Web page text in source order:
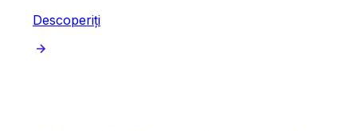
Descoperiți